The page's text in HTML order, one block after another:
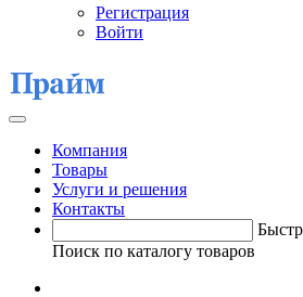
Регистрация
Войти
Компания
Товары
Услуги и решения
Контакты
Поиск по каталогу товаров